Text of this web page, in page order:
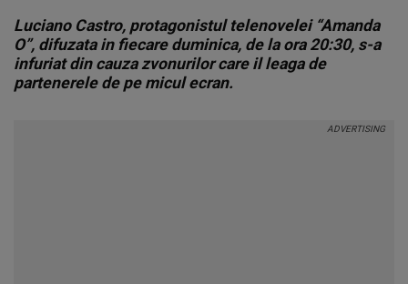
Luciano Castro, protagonistul telenovelei “Amanda
O”, difuzata in fiecare duminica, de la ora 20:30, s-a
infuriat din cauza zvonurilor care il leaga de
partenerele de pe micul ecran.